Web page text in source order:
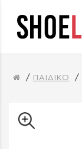
ΠΑΙΔΙΚΟ